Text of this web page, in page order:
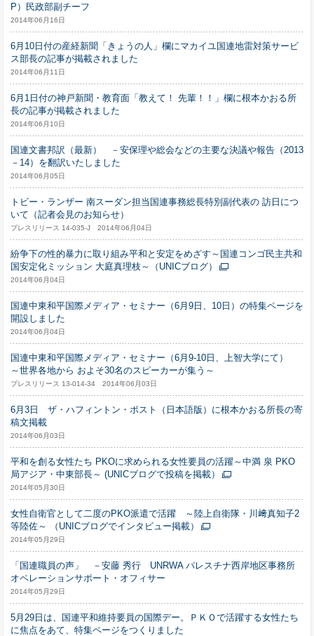
P）民政部副チーフ
2014年06月16日
6月10日付の産経新聞「きょうの人」欄にマカイユ国連地雷対策サービ
ス部長の記事が掲載されました
2014年06月11日
6月1日付の神戸新聞・教育面「教えて！ 先輩！！」欄に根本かおる所
長の記事が掲載されました
2014年06月10日
国連文書邦訳（最新） －安保理や総会などの主要な決議や報告（2013
－14）を翻訳いたしました
2014年06月05日
トビー・ランザー 南スーダン担当国連事務総長特別副代表の 訪日につ
いて（記者会見のお知らせ）
プレスリリース 14-035-J 2014年06月04日
紛争下の性的暴力に取り組み平和と安定をめざす～国連コンゴ民主共和
国安定化ミッション 大庭真理枝～（UNICブログ）
2014年06月04日
国連中東和平国際メディア・セミナー（6月9日、10日）の特集ページを
開設しました
2014年06月04日
国連中東和平国際メディア・セミナー（6月9-10日、上智大学にて）
～世界各地から およそ30名のスピーカーが集う～
プレスリリース 13-014-34 2014年06月03日
6月3日 ザ・ハフィントン・ポスト（日本語版）に根本かおる所長の寄
稿文掲載
2014年06月03日
平和を創る女性たち PKOに求められる女性要員の活躍～中満 泉 PKO
局アジア・中東部長～ (UNICブログで投稿を掲載）
2014年05月30日
女性自衛官として二度のPKO派遣で活躍 ～陸上自衛隊・川﨑真知子2
等陸佐～ （UNICブログでインタビュー掲載）
2014年05月29日
「国連職員の声」 －安藤 秀行 UNRWA パレスチナ西岸地区事務所
オペレーションサポート・オフィサー
2014年05月29日
5月29日は、国連平和維持要員の国際デー。ＰＫＯで活躍する女性たち
に焦点をあて、特集ページをつくりました